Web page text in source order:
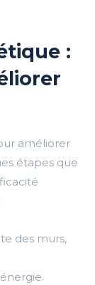
:
améliorer
étapes que
des murs,